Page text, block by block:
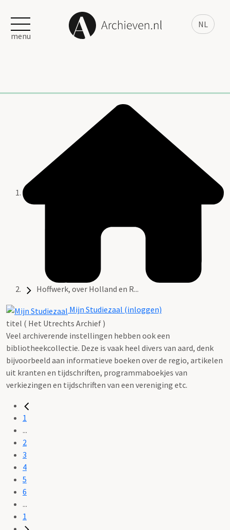
NL
menu
Hoffwerk, over Holland en R...
Mijn Studiezaal (inloggen)
titel ( Het Utrechts Archief )
Veel archiverende instellingen hebben ook een
bibliotheekcollectie. Deze is vaak heel divers van aard, denk
bijvoorbeeld aan informatieve boeken over de regio, artikelen
uit kranten en tijdschriften, programmaboekjes van
verkiezingen en tijdschriften van een vereniging etc.
1
...
2
3
4
5
6
...
1